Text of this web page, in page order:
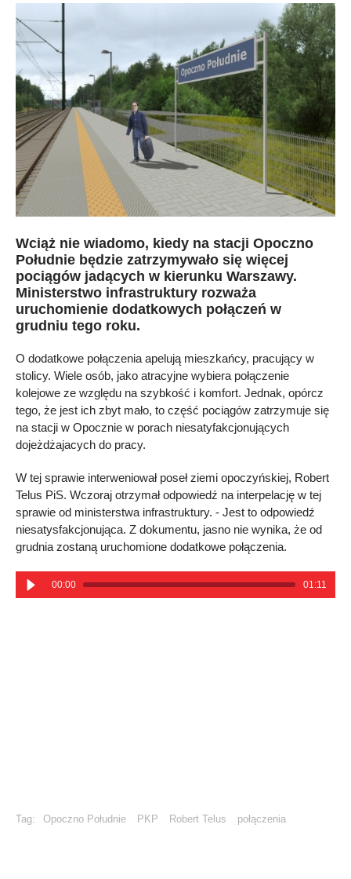
Wciąż nie wiadomo, kiedy na stacji Opoczno
Południe będzie zatrzymywało się więcej
pociągów jadących w kierunku Warszawy.
Ministerstwo infrastruktury rozważa
uruchomienie dodatkowych połączeń w
grudniu tego roku.
O dodatkowe połączenia apelują mieszkańcy, pracujący w
stolicy. Wiele osób, jako atracyjne wybiera połączenie
kolejowe ze względu na szybkość i komfort. Jednak, opórcz
tego, że jest ich zbyt mało, to część pociągów zatrzymuje się
na stacji w Opocznie w porach niesatyfakcjonujących
dojeżdżajacych do pracy.
W tej sprawie interweniował poseł ziemi opoczyńskiej, Robert
Telus PiS. Wczoraj otrzymał odpowiedź na interpelację w tej
sprawie od ministerstwa infrastruktury. - Jest to odpowiedź
niesatysfakcjonująca. Z dokumentu, jasno nie wynika, że od
grudnia zostaną uruchomione dodatkowe połączenia.
00:00 01:11
Tag: Opoczno Południe PKP Robert Telus połączenia